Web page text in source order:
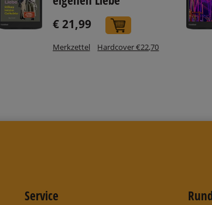
€ 21,99 In den
Merkzettel Hardcover €22,70
Service